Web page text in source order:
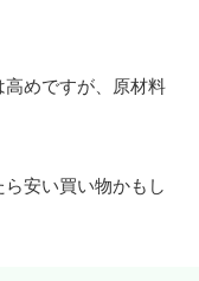
めですが、原材料
安い買い物かもし